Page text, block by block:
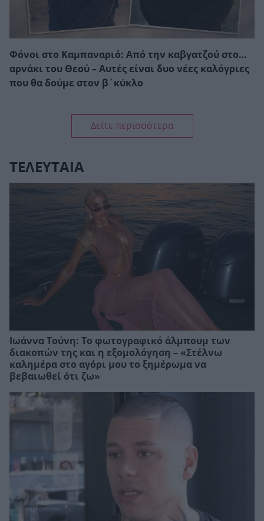
Φόνοι στο Καμπαναριό: Από την καβγατζού στο…
αρνάκι του Θεού – Αυτές είναι δυο νέες καλόγριες
που θα δούμε στον β΄κύκλο
Δείτε περισσότερα
ΤΕΛΕΥΤΑΙΑ
Ιωάννα Τούνη: Το φωτογραφικό άλμπουμ των
διακοπών της και η εξομολόγηση – «Στέλνω
καλημέρα στο αγόρι μου το ξημέρωμα να
βεβαιωθεί ότι ζω»